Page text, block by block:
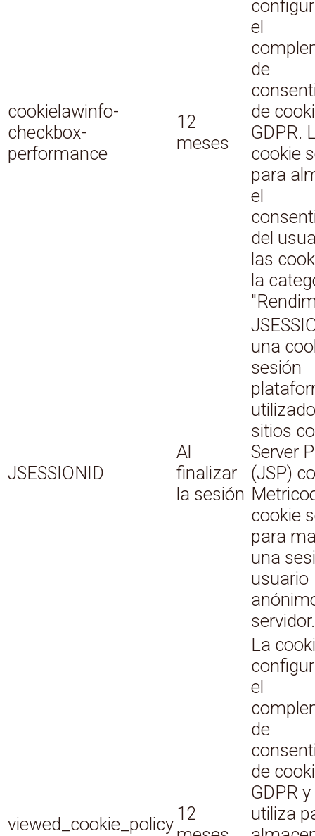
cookielawinfo-
checkbox-
performance
12
meses
el
de
de
GDPR.
cookie
para
el
del
las
la
JSESSIONID
Al
finalizar
la sesión
una
sesión
sitios
Server
(JSP)
cookie
para
una
usuario
servidor.
viewed_cookie_policy 12
La
el
de
de
GDPR
utiliza